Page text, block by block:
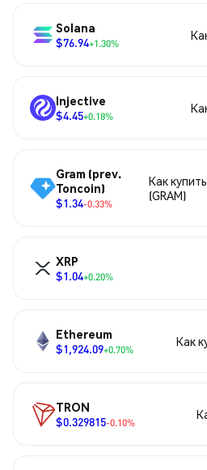
Solana
$76.94+1.30%
Injective
$4.45+0.18%
Gram (prev.
Toncoin)
$1.34-0.33%
Как
(GRAM)
XRP
$1.04+0.20%
Ethereum
$1,924.09+0.70%
Как
TRON
$0.329815-0.10%